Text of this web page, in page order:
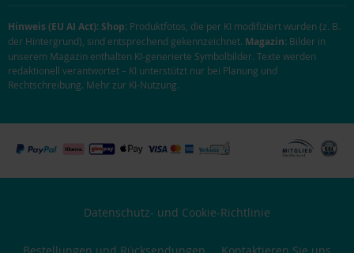
Hinweis (EU AI Act):Shop: Produktfotos, die per KI modifiziert wurden (z. B.
der Hintergrund), sind entsprechend gekennzeichnet. Magazin: Bilder in
unserem Magazin enthalten KI-generierte Symbolbilder. Texte werden
redaktionell verantwortet – KI unterstützt nur bei Planung und
Rechtschreibung. Mehr zur KI-Nutzung.
Datenschutz- und Cookie-Richtlinie